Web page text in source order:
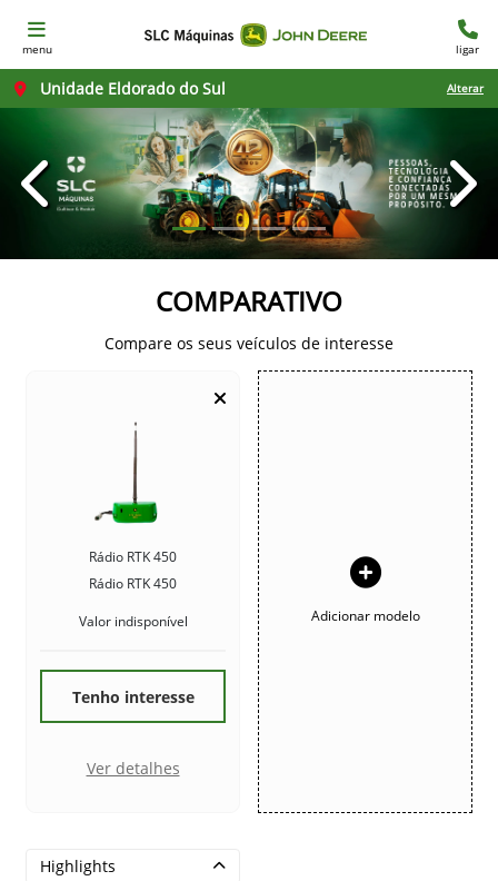
menu ligar
Unidade Eldorado do Sul Alterar
templates.template-
COMPARATIVO
Compare os seus veículos de interesse
Rádio RTK 450
Rádio RTK 450
Valor indisponível
Tenho interesse
Ver detalhes
Adicionar modelo
Highlights